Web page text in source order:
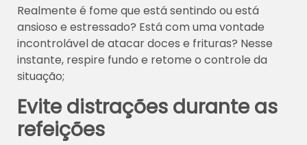
Realmente é fome que está sentindo ou está
ansioso e estressado? Está com uma vontade
incontrolável de atacar doces e frituras? Nesse
instante, respire fundo e retome o controle da
situação;
Evite distrações durante as
refeições